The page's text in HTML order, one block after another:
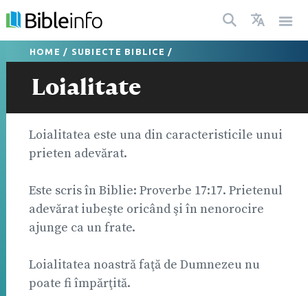
HOME / SUBIECTE BIBLICE /
Loialitate
Loialitatea este una din caracteristicile unui
prieten adevărat.
Este scris în Biblie: Proverbe 17:17. Prietenul
adevărat iubeşte oricând şi în nenorocire
ajunge ca un frate.
Loialitatea noastră faţă de Dumnezeu nu
poate fi împărţită.